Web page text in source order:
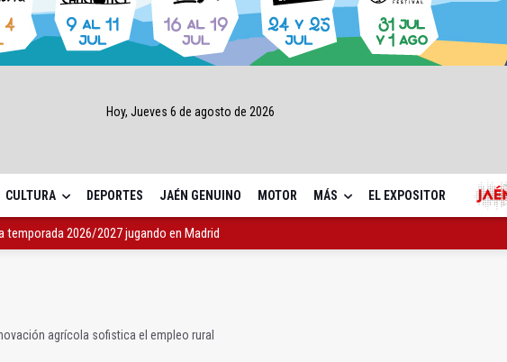
Hoy, Jueves 6 de agosto de 2026
CULTURA DEPORTES JAÉN GENUINO MOTOR MÁS EL EXPOSITOR
comida a domicilio por 698.000 euros
agrícola sofistica el empleo rural